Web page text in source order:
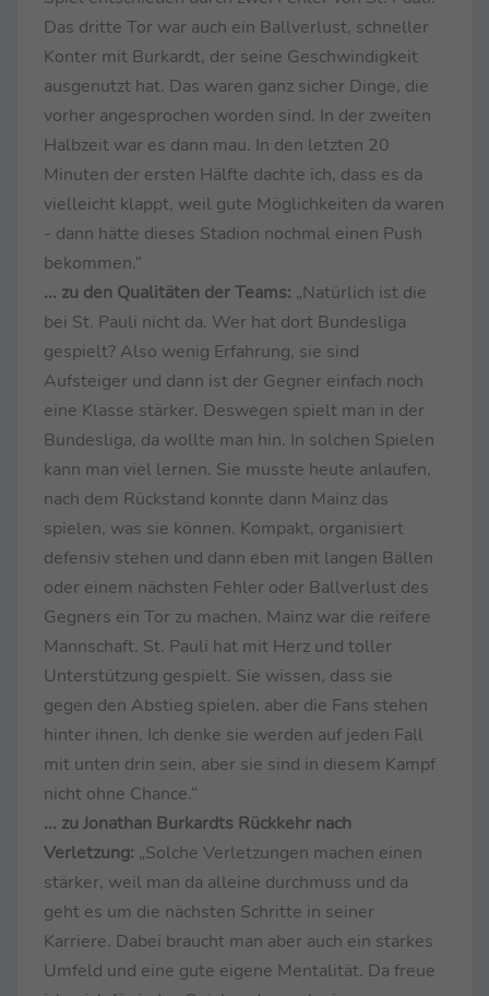
Das dritte Tor war auch ein Ballverlust, schneller
Konter mit Burkardt, der seine Geschwindigkeit
ausgenutzt hat. Das waren ganz sicher Dinge, die
vorher angesprochen worden sind. In der zweiten
Halbzeit war es dann mau. In den letzten 20
Minuten der ersten Hälfte dachte ich, dass es da
vielleicht klappt, weil gute Möglichkeiten da waren
- dann hätte dieses Stadion nochmal einen Push
bekommen.“
... zu den Qualitäten der Teams: „Natürlich ist die
bei St. Pauli nicht da. Wer hat dort Bundesliga
gespielt? Also wenig Erfahrung, sie sind
Aufsteiger und dann ist der Gegner einfach noch
eine Klasse stärker. Deswegen spielt man in der
Bundesliga, da wollte man hin. In solchen Spielen
kann man viel lernen. Sie musste heute anlaufen,
nach dem Rückstand konnte dann Mainz das
spielen, was sie können. Kompakt, organisiert
defensiv stehen und dann eben mit langen Bällen
oder einem nächsten Fehler oder Ballverlust des
Gegners ein Tor zu machen. Mainz war die reifere
Mannschaft. St. Pauli hat mit Herz und toller
Unterstützung gespielt. Sie wissen, dass sie
gegen den Abstieg spielen, aber die Fans stehen
hinter ihnen. Ich denke sie werden auf jeden Fall
mit unten drin sein, aber sie sind in diesem Kampf
nicht ohne Chance.“
... zu Jonathan Burkardts Rückkehr nach
Verletzung: „Solche Verletzungen machen einen
stärker, weil man da alleine durchmuss und da
geht es um die nächsten Schritte in seiner
Karriere. Dabei braucht man aber auch ein starkes
Umfeld und eine gute eigene Mentalität. Da freue